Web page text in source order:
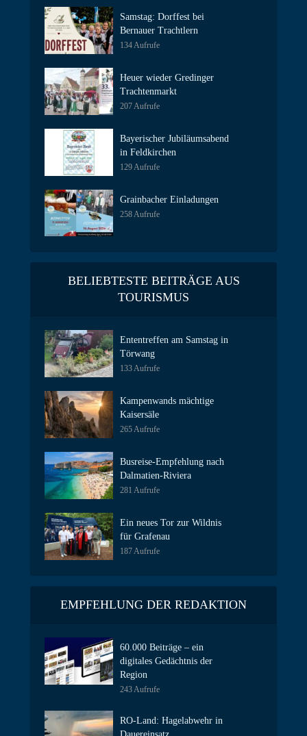
Samstag: Dorffest bei
Bernauer Trachtlern
134 Aufrufe
Heuer wieder Gredinger
Trachtenmarkt
207 Aufrufe
Bayerischer Jubiläumsabend
in Feldkirchen
129 Aufrufe
Grainbacher Einladungen
258 Aufrufe
BELIEBTESTE BEITRÄGE AUS
TOURISMUS
Ententreffen am Samstag in
Törwang
133 Aufrufe
Kampenwands mächtige
Kaisersäle
265 Aufrufe
Busreise-Empfehlung nach
Dalmatien-Riviera
281 Aufrufe
Ein neues Tor zur Wildnis
für Grafenau
187 Aufrufe
EMPFEHLUNG DER REDAKTION
60.000 Beiträge – ein
digitales Gedächtnis der
Region
243 Aufrufe
RO-Land: Hagelabwehr in